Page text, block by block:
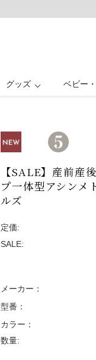
グッズ ベビー
【SALE】産前産
プ一体型アシンメ
ルズ
定価:
SALE:
メーカー：
型番：
カラー：
数量: